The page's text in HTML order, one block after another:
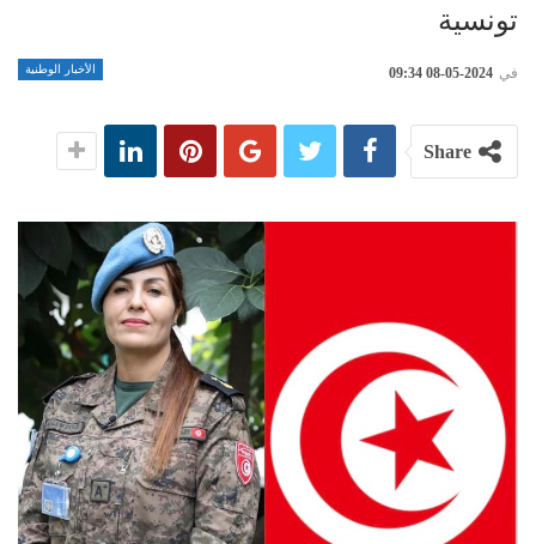
تونسية
الأخبار الوطنية في 2024-05-08 09:34
Share